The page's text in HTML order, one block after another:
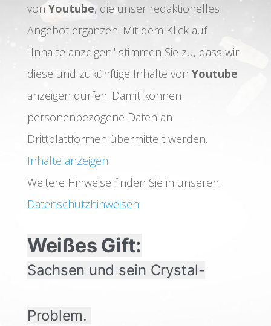
von Youtube, die unser redaktionelles
Angebot ergänzen. Mit dem Klick auf
"Inhalte anzeigen" stimmen Sie zu, dass wir
diese und zukünftige Inhalte von Youtube
anzeigen dürfen. Damit können
personenbezogene Daten an
Drittplattformen übermittelt werden.
Inhalte anzeigen
Weitere Hinweise finden Sie in unseren
Datenschutzhinweisen.
Weißes Gift:
Sachsen und sein Crystal-
Problem.